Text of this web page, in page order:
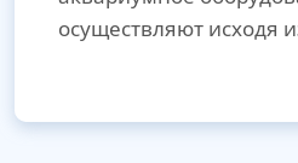
осуществляют исходя